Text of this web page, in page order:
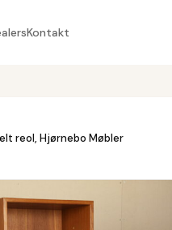
Kontakt
reol, Hjørnebo Møbler